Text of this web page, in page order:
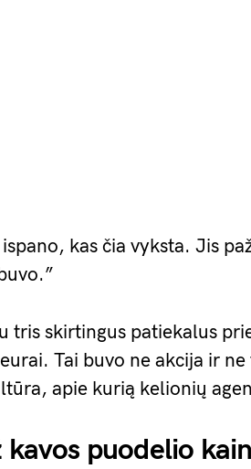
kas čia vyksta. Jis
tris skirtingus patiekalus
Tai buvo ne akcija ir
apie kurią kelionių
puodelio